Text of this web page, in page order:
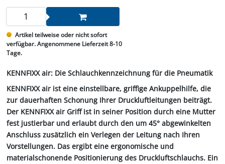
Artikel teilweise oder nicht sofort
verfügbar. Angenommene Lieferzeit 8-10
Tage.
KENNFIXX air: Die Schlauchkennzeichnung für die Pneumatik
KENNFIXX air ist eine einstellbare, griffige Ankuppelhilfe, die
zur dauerhaften Schonung Ihrer Druckluftleitungen beiträgt.
Der KENNFIXX air Griff ist in seiner Position durch eine Mutter
fest justierbar und erlaubt durch den um 45° abgewinkelten
Anschluss zusätzlich ein Verlegen der Leitung nach Ihren
Vorstellungen. Das ergibt eine ergonomische und
materialschonende Positionierung des Druckluftschlauchs. Ein